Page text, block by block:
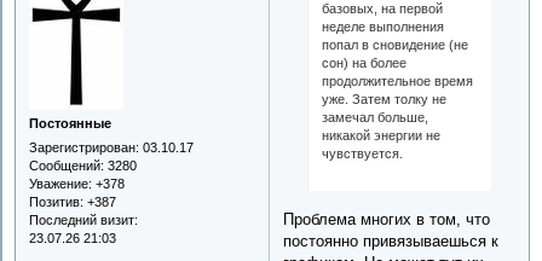
Постоянные
Зарегистрирован: 03.10.17
Сообщений: 3280
Уважение: +378
Позитив: +387
Последний визит:
23.07.26 21:03
базовых, на первой
неделе выполнения
попал в сновидение (не
сон) на более
продолжительное время
уже. Затем толку не
замечал больше,
никакой энергии не
чувствуется.
Проблема многих в том, что
постоянно привязываешься к